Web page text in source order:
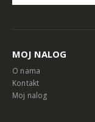
MOJ NALOG
O nama
Kontakt
Moj nalog